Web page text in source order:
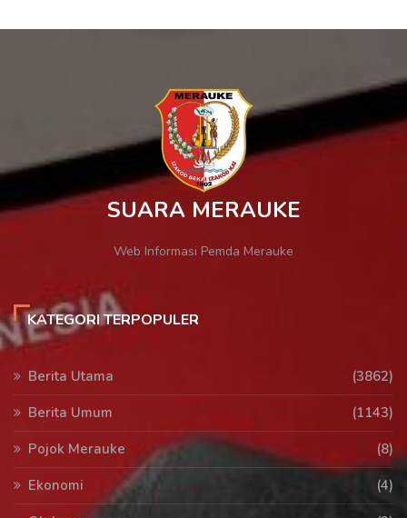
SUARA MERAUKE
Web Informasi Pemda Merauke
KATEGORI TERPOPULER
Berita Utama
(3862)
Berita Umum
(1143)
Pojok Merauke
(8)
Ekonomi
(4)